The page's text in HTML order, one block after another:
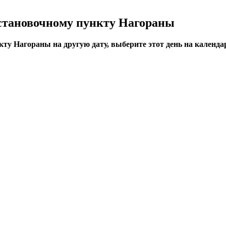
пункту Нагораны
Нагораны на другую дату, выберите этот день на